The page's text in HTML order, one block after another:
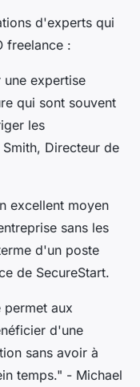
d'experts qui
freelance :
une expertise
qui sont souvent
les
Directeur de
excellent moyen
sans les
d'un poste
de SecureStart.
aux
d'une
sans avoir à
temps." - Michael